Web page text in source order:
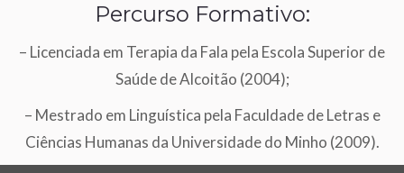
Percurso Formativo:
– Licenciada em Terapia da Fala pela Escola Superior de
Saúde de Alcoitão (2004);
– Mestrado em Linguística pela Faculdade de Letras e
Ciências Humanas da Universidade do Minho (2009).